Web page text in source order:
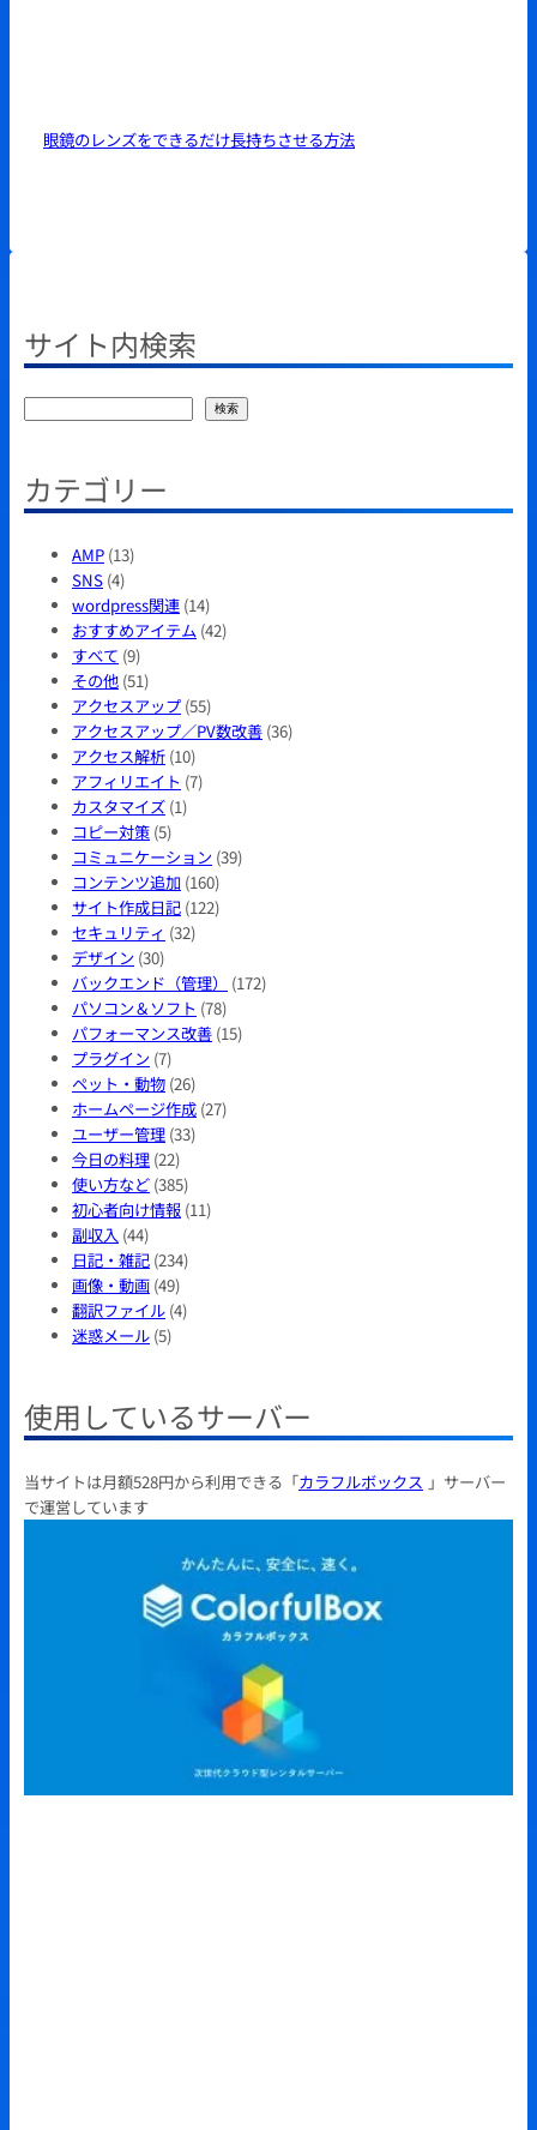
眼鏡のレンズをできるだけ長持ちさせる方法
サイト内検索
検索
カテゴリー
AMP (13)
SNS (4)
wordpress関連 (14)
おすすめアイテム (42)
すべて (9)
その他 (51)
アクセスアップ (55)
アクセスアップ／PV数改善 (36)
アクセス解析 (10)
アフィリエイト (7)
カスタマイズ (1)
コピー対策 (5)
コミュニケーション (39)
コンテンツ追加 (160)
サイト作成日記 (122)
セキュリティ (32)
デザイン (30)
バックエンド（管理）
(172)
パソコン＆ソフト (78)
パフォーマンス改善 (15)
プラグイン (7)
ペット・動物 (26)
ホームページ作成 (27)
ユーザー管理 (33)
今日の料理 (22)
使い方など (385)
初心者向け情報 (11)
副収入 (44)
日記・雑記 (234)
画像・動画 (49)
翻訳ファイル (4)
迷惑メール (5)
使用しているサーバー
当サイトは月額528円から利用できる「カラフルボックス 」サーバー
で運営しています